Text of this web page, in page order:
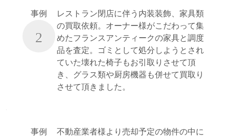
事例
2
レストラン閉店に伴う内装装飾、家具類
の買取依頼。オーナー様がこだわって集
めたフランスアンティークの家具と調度
品を査定。ゴミとして処分しようとされ
ていた壊れた椅子もお引取りさせて頂
き、グラス類や厨房機器も併せて買取り
させて頂きました。
事例
不動産業者様より売却予定の物件の中に